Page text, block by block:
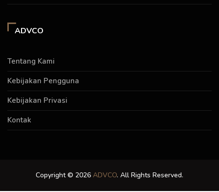
ADVCO
Tentang Kami
Kebijakan Pengguna
Kebijakan Privasi
Kontak
Copyright © 2026 ADVCO. All Rights Reserved.